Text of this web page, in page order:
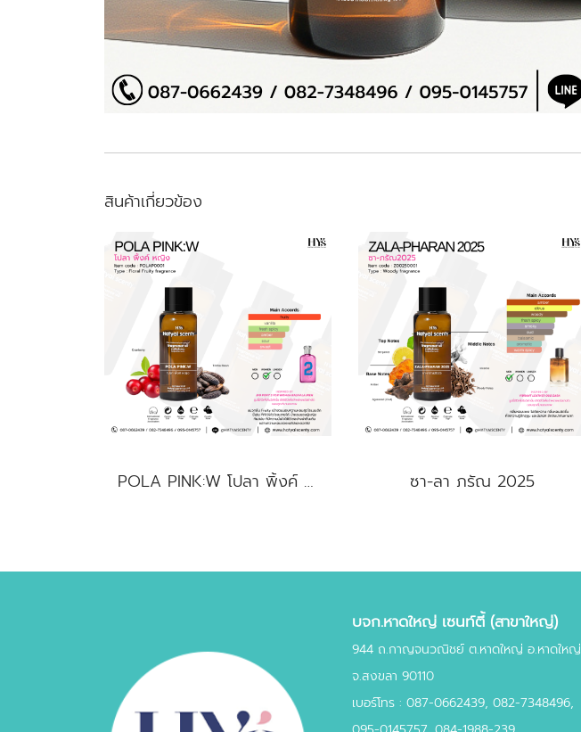
สินค้าเกี่ยวข้อง
POLA PINK:W โปลา พิ้งค์ หญิง ซา-ลา ภรัณ 2025
บจก.หาดใหญ่ เซนท์ตี้ (สาขาใหญ่)
944 ถ.กาญจนวณิชย์ ต.หาดใหญ่ อ.หาดใหญ่
จ.สงขลา 90110
เบอร์โทร : 087-0662439, 082-7348496,